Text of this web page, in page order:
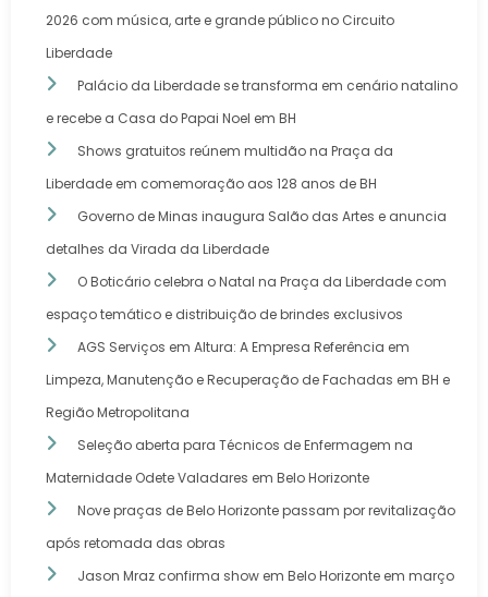
2026 com música, arte e grande público no Circuito
Liberdade
Palácio da Liberdade se transforma em cenário natalino
e recebe a Casa do Papai Noel em BH
Shows gratuitos reúnem multidão na Praça da
Liberdade em comemoração aos 128 anos de BH
Governo de Minas inaugura Salão das Artes e anuncia
detalhes da Virada da Liberdade
O Boticário celebra o Natal na Praça da Liberdade com
espaço temático e distribuição de brindes exclusivos
AGS Serviços em Altura: A Empresa Referência em
Limpeza, Manutenção e Recuperação de Fachadas em BH e
Região Metropolitana
Seleção aberta para Técnicos de Enfermagem na
Maternidade Odete Valadares em Belo Horizonte
Nove praças de Belo Horizonte passam por revitalização
após retomada das obras
Jason Mraz confirma show em Belo Horizonte em março